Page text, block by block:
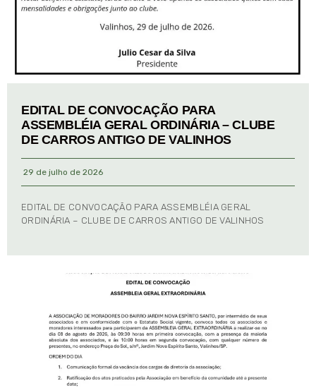
EDITAL DE CONVOCAÇÃO PARA
ASSEMBLÉIA GERAL ORDINÁRIA – CLUBE
DE CARROS ANTIGO DE VALINHOS
29 de julho de 2026
EDITAL DE CONVOCAÇÃO PARA ASSEMBLÉIA GERAL
ORDINÁRIA – CLUBE DE CARROS ANTIGO DE VALINHOS